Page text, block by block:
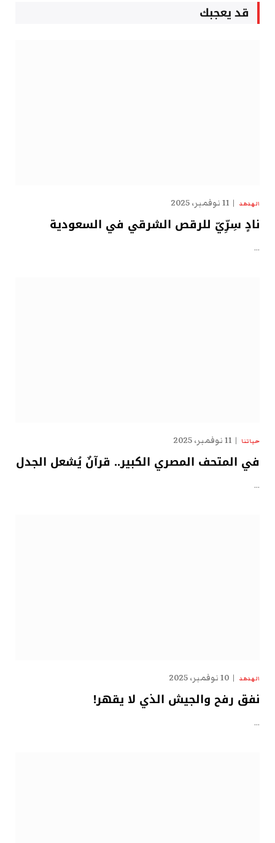
قد يعجبك
الهدهد 11 نوفمبر، 2025
نادٍ سِرِّيّ للرقص الشرقي في السعودية
…
حياتنا 11 نوفمبر، 2025
في المتحف المصري الكبير.. قرآنٌ يُشعل الجدل
…
الهدهد 10 نوفمبر، 2025
نفق رفح والجيش الذي لا يقهر!
…